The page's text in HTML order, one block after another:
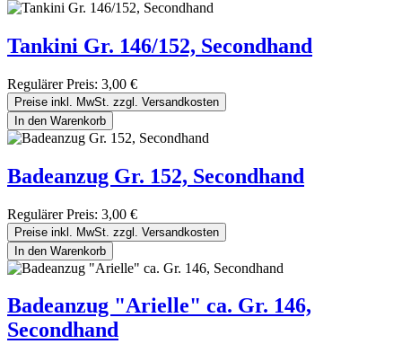
Tankini Gr. 146/152, Secondhand
Regulärer Preis: 3,00 €
Preise inkl. MwSt. zzgl. Versandkosten
In den Warenkorb
Badeanzug Gr. 152, Secondhand
Regulärer Preis: 3,00 €
Preise inkl. MwSt. zzgl. Versandkosten
In den Warenkorb
Badeanzug "Arielle" ca. Gr. 146,
Secondhand